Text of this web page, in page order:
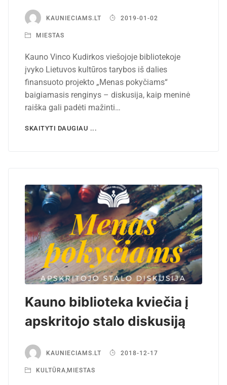
KAUNIECIAMS.LT 2019-01-02
MIESTAS
Kauno Vinco Kudirkos viešojoje bibliotekoje
įvyko Lietuvos kultūros tarybos iš dalies
finansuoto projekto „Menas pokyčiams“
baigiamasis renginys – diskusija, kaip meninė
raiška gali padėti mažinti…
SKAITYTI DAUGIAU ...
Kauno biblioteka kviečia į
apskritojo stalo diskusiją
KAUNIECIAMS.LT 2018-12-17
KULTŪRA,MIESTAS